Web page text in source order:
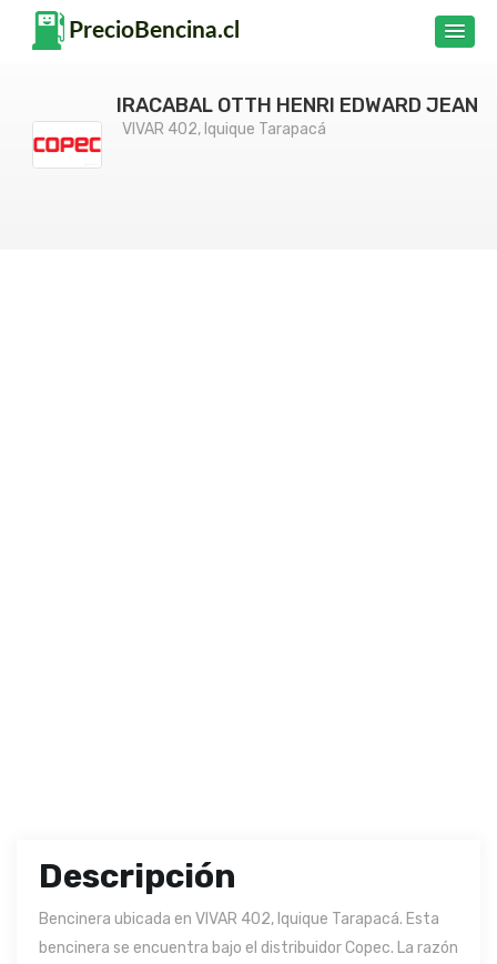
IRACABAL OTTH HENRI EDWARD JEAN
VIVAR 402, Iquique Tarapacá
Descripción
Bencinera ubicada en VIVAR 402, Iquique Tarapacá. Esta
bencinera se encuentra bajo el distribuidor Copec. La razón